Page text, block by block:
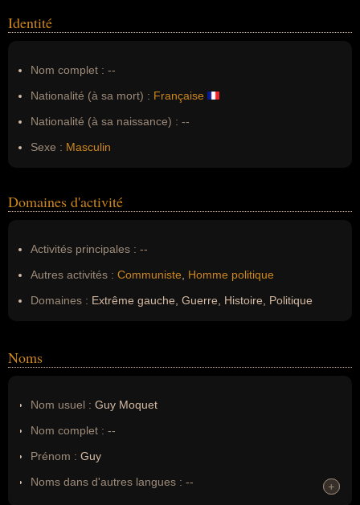
Identité
Nom complet : --
Nationalité (à sa mort) : Française
Nationalité (à sa naissance) : --
Sexe : Masculin
Domaines d'activité
Activités principales : --
Autres activités : Communiste
Homme politique
Domaines : Extrême gauche, Guerre, Histoire, Politique
Noms
Nom usuel : Guy Moquet
Nom complet : --
Prénom : Guy
Noms dans d'autres langues : --
+
+